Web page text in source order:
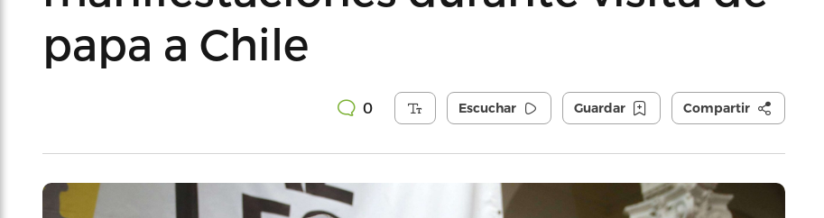
papa a Chile
0 Escuchar Guardar Compartir